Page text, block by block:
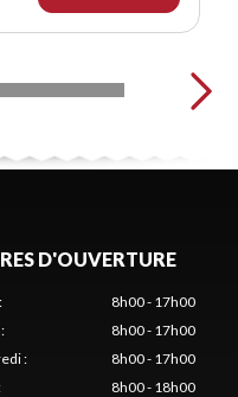
D'OUVERTURE
:
8h00 - 17h00
:
8h00 - 17h00
:
8h00 - 17h00
8h00 - 18h00